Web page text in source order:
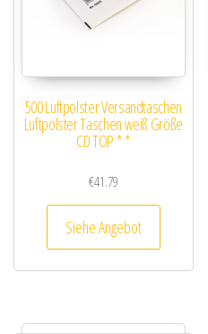
500 Luftpolster Versandtaschen
Luftpolster Taschen weiß Größe
CD TOP * *
€41.79
Siehe Angebot